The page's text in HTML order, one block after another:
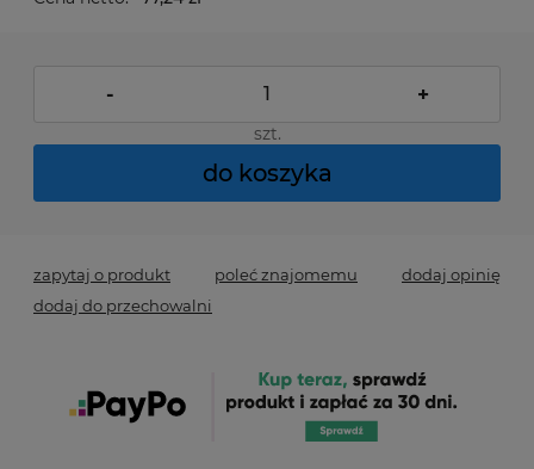
- +
szt.
do koszyka
zapytaj o produkt poleć znajomemu
dodaj opinię
dodaj do przechowalni